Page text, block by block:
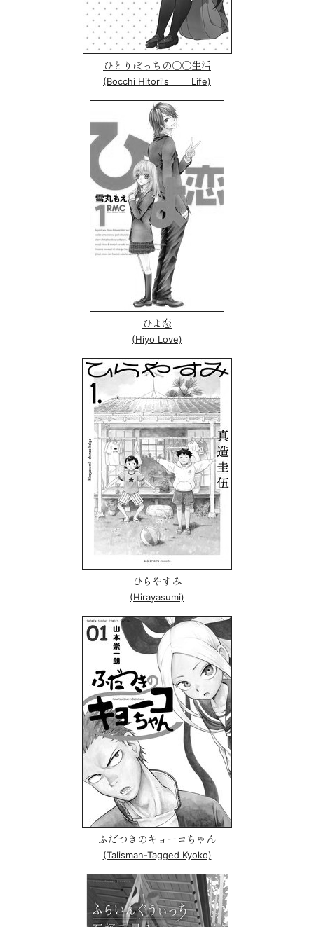
ひとりぼっちの○○生活
(Bocchi Hitori's ____ Life)
ひよ恋
(Hiyo Love)
ひらやすみ
(Hirayasumi)
ふだつきのキョーコちゃん
(Talisman-Tagged Kyoko)